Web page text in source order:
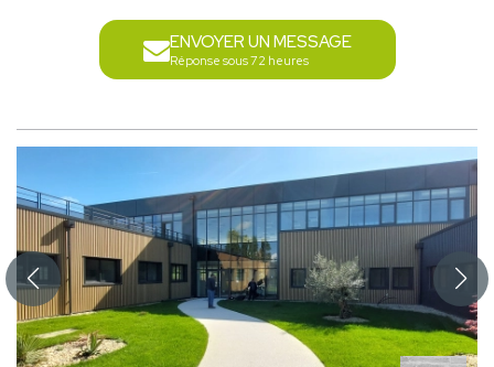
ENVOYER UN MESSAGE
Réponse sous 72 heures